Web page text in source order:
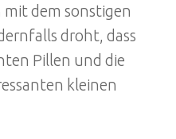
mit dem sonstigen
droht, dass
Pillen und die
kleinen